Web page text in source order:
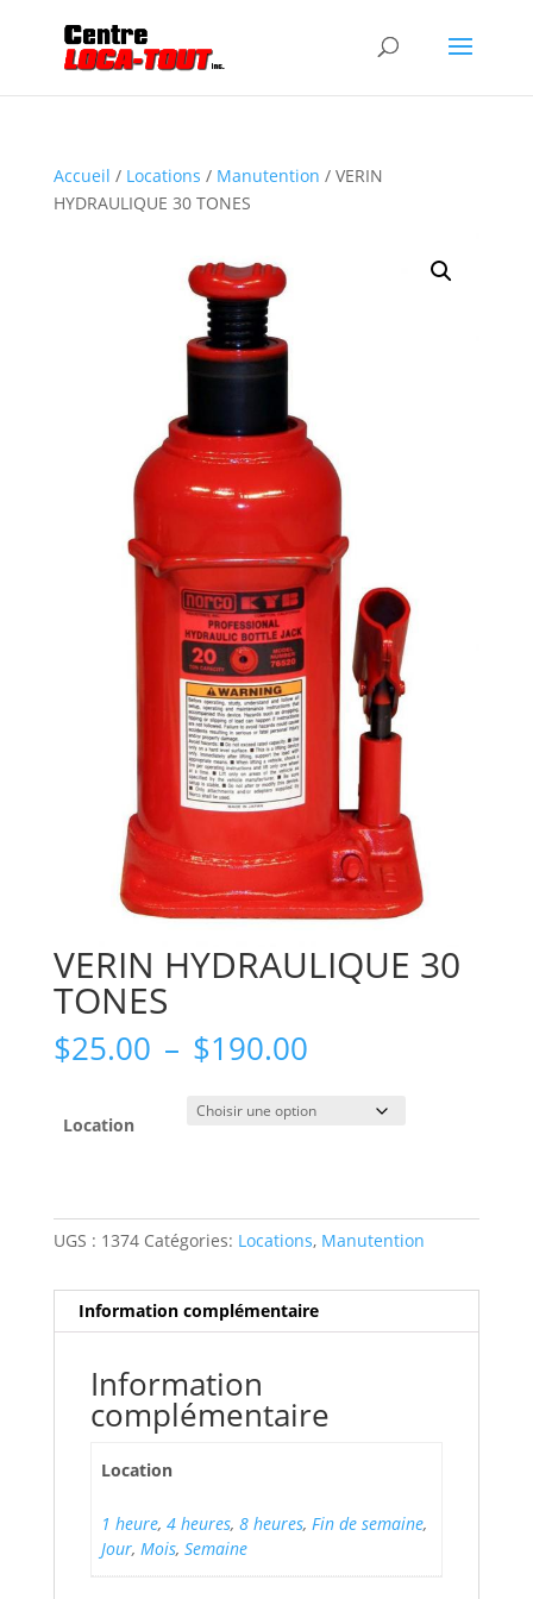
Accueil / Locations / Manutention / VERIN
HYDRAULIQUE 30 TONES
VERIN HYDRAULIQUE 30
TONES
$25.00 – $190.00Plage
prix :
$25.00
Location
UGS : 1374 Catégories: Locations, Manutention
Information complémentaire
Information
complémentaire
Location
1 heure, 4 heures, 8 heures, Fin de semaine,
Jour, Mois, Semaine